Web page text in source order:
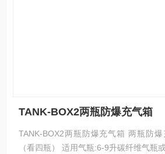
TANK-BOX2两瓶防爆充气箱
TANK-BOX2两瓶防爆充气箱 两瓶防爆充气箱 充气数量:2瓶
（看四瓶） 适用气瓶:6-9升碳纤维气瓶或钢瓶 保护你自己，你